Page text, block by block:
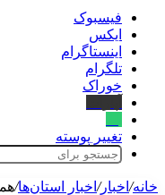
فیسبوک
ایکس
اینستاگرام
تلگرام
خوراک
تغییر پوسته
خانه/ اخبار/ اخبار استان‌ها/